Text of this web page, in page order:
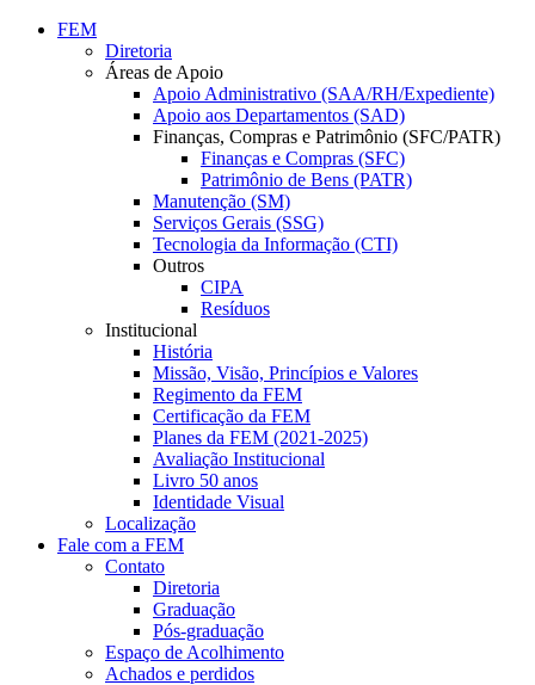
Conteúdo principal
FEM
Diretoria
Áreas de Apoio
Apoio Administrativo (SAA/RH/Expediente)
Apoio aos Departamentos (SAD)
Finanças, Compras e Patrimônio (SFC/PATR)
Finanças e Compras (SFC)
Patrimônio de Bens (PATR)
Manutenção (SM)
Serviços Gerais (SSG)
Tecnologia da Informação (CTI)
Outros
CIPA
Resíduos
Institucional
História
Missão, Visão, Princípios e Valores
Regimento da FEM
Certificação da FEM
Planes da FEM (2021-2025)
Avaliação Institucional
Livro 50 anos
Identidade Visual
Localização
Fale com a FEM
Contato
Diretoria
Graduação
Pós-graduação
Espaço de Acolhimento
Achados e perdidos